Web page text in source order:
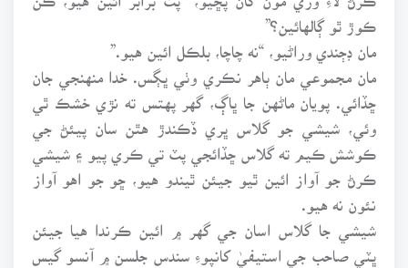
ڪوڙ ٿو ڳالهائين؟”
مان ڊڄندي وراڻيو، “نه چاچا، بلڪل ائين هيو.”
مان مجموعي مان ٻاهر نڪري وٺي ڀڳس. خدا منهنجي جان
ڇڏائي. پويان ماڻهن جا ڀاڳ، گهر پهتس ته نڙي خشڪ ٿي
وئي، شيشي جو گلاس ڀري ڏڪندڙ هٿن سان پيئڻ جي
ڪوشش ڪيم ته گلاس ڇڏائجي پٽ تي ڪري پيو ۽ شيشي
ڪرڻ جو آواز ائين ٿيو جيئن ٿيندو هيو، ڇو جو اهو آواز
شيشي جا گلاس اسان جي گهر ۾ ائين ڪرندا هيا جيئن
ڀٽي صاحب جي استيفيٰ کانپوءِ سندس جلسن ۾ آنسو گيس